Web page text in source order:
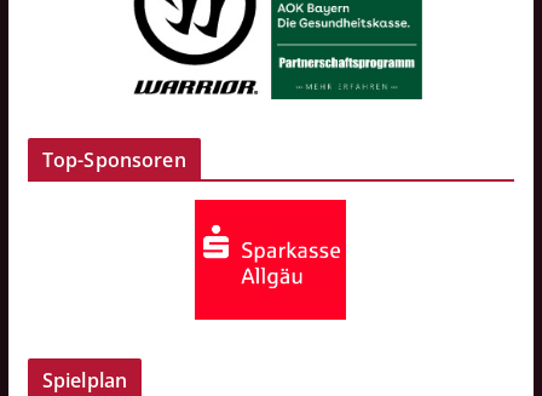
Top-Sponsoren
Spielplan